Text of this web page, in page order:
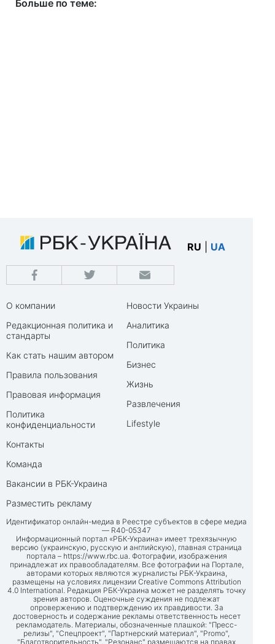
Больше по теме:
RU UA
О компании
Редакционная политика и
стандарты
Как стать нашим автором
Правила пользования
Правовая информация
Политика
конфиденциальности
Контакты
Команда
Вакансии в РБК-Украина
Разместить рекламу
Новости Украины
Аналитика
Политика
Бизнес
Жизнь
Развлечения
Lifestyle
Идентификатор онлайн-медиа в Реестре субъектов в сфере медиа
— R40-05347
Информационный портал «РБК-Украина» имеет трехязычную
версию (украинскую, русскую и английскую), главная страница
портала – https://www.rbc.ua. Фотографии, изображения
принадлежат их правообладателям. Все фотографии на Портале,
авторами которых являются журналисты РБК-Украина,
размещены на условиях лицензии Creative Commons Attribution
4.0 International. Редакция РБК-Украина может не разделять точку
зрения авторов. Оценочные суждения не подлежат
опровержению и подтверждению их правдивости. За
достоверность и содержание рекламы ответственность несет
рекламодатель. Материалы, обозначенные плашкой: "Пресс-
релизы", "Спецпроект", "Партнерский материал", "Promo",
"Благотворительность", "Резонанс" размещаются на правах